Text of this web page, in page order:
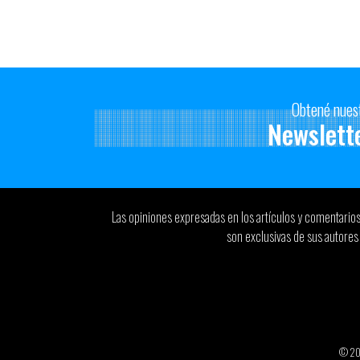
Obtené
Las opiniones expresadas en los artículos y
son exclusivas de sus
©